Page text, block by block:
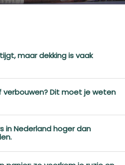
maar dekking is vaak
verbouwen? Dit moet je weten
in Nederland hoger dan